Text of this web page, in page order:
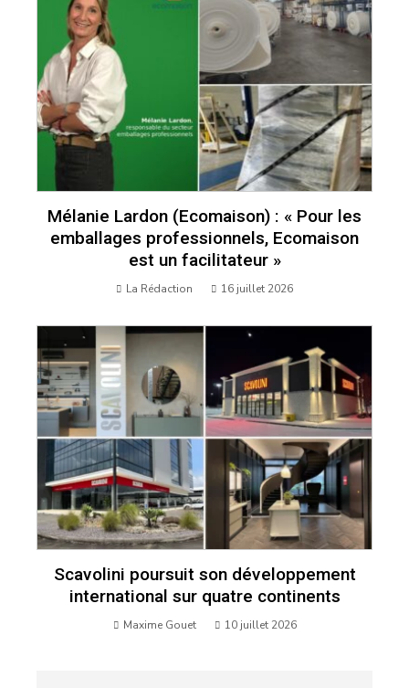
Mélanie Lardon (Ecomaison) : « Pour les
emballages professionnels, Ecomaison
est un facilitateur »
La Rédaction 16 juillet 2026
Scavolini poursuit son développement
international sur quatre continents
Maxime Gouet 10 juillet 2026